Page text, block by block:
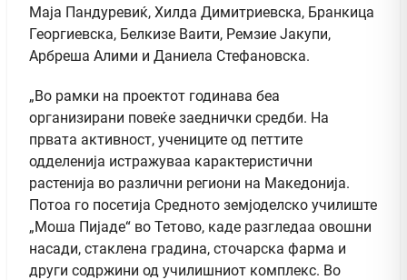
Маја Пандуревиќ, Хилда Димитриевска, Бранкица
Георгиевска, Белкизе Ваити, Ремзие Јакупи,
Арбреша Алими и Даниела Стефановска.
„Во рамки на проектот годинава беа
организирани повеќе заеднички средби. На
првата активност, учениците од петтите
одделенија истражуваа карактеристични
растенија во различни региони на Македонија.
Потоа го посетија Средното земјоделско училиште
„Моша Пијаде“ во Тетово, каде разгледаа овошни
насади, стаклена градина, сточарска фарма и
други содржини од училишниот комплекс. Во